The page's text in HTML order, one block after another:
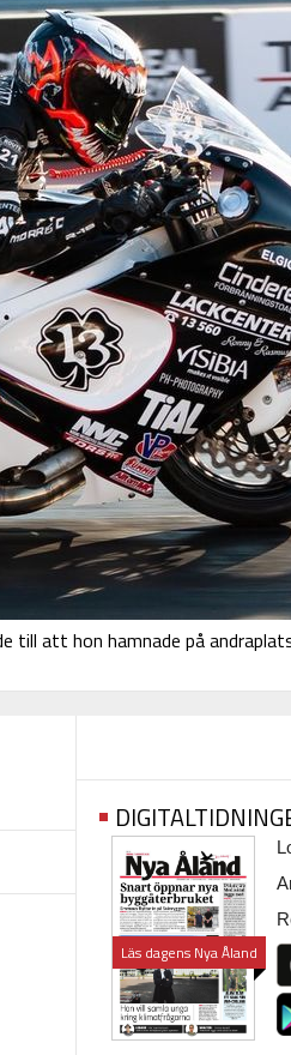
att hon hamnade på
Läs dagens Nya Åland